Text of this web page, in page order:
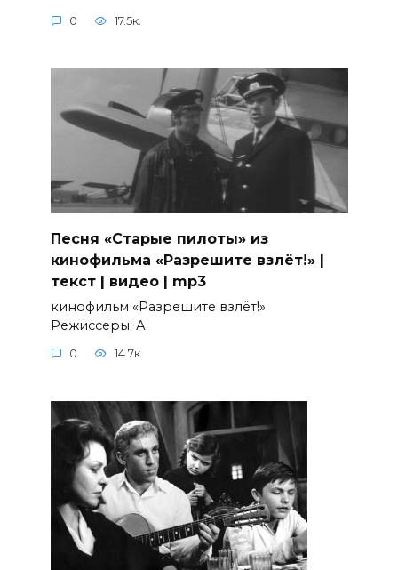
0 17.5к.
Песня «Старые пилоты» из
кинофильма «Разрешите взлёт!» |
текст | видео | mp3
кинофильм «Разрешите взлёт!»
Режиссеры: А.
0 14.7к.